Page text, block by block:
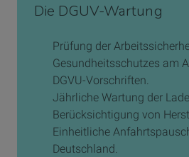
Die DGUV-Wartung
Prüfung der
Gesundheitsschutzes am
DGVU-Vorschriften.
Jährliche Wartung der
Berücksichtigung von
Einheitliche
Deutschland.